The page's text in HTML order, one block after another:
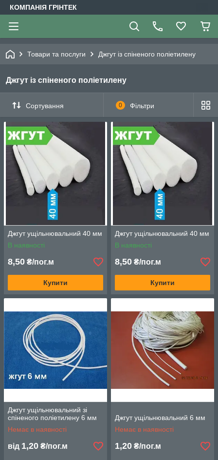
КОМПАНІЯ ГРІНТЕК
Товари та послуги Джгут із спіненого поліетилену
Джгут із спіненого поліетилену
Сортування 0 Фільтри
Джгут ущільнювальний 40 мм
В наявності
8,50 ₴/пог.м
Купити
Джгут ущільнювальний 40 мм
В наявності
8,50 ₴/пог.м
Купити
Джгут ущільнювальний зі
спіненого поліетилену 6 мм
Немає в наявності
від 1,20 ₴/пог.м
Джгут ущільнювальний 6 мм
Немає в наявності
1,20 ₴/пог.м